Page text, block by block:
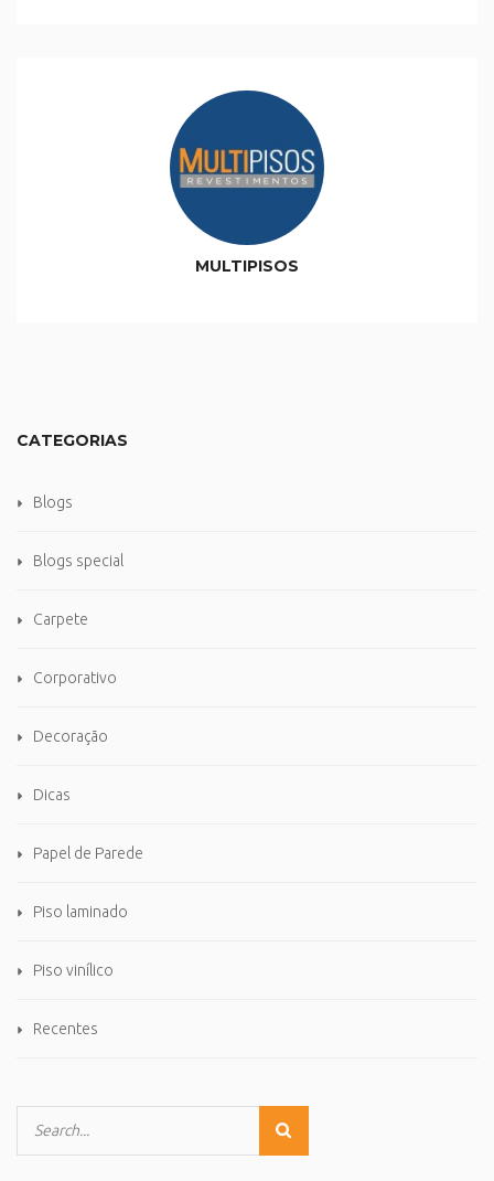
MULTIPISOS
CATEGORIAS
Blogs
Blogs special
Carpete
Corporativo
Decoração
Dicas
Papel de Parede
Piso laminado
Piso vinílico
Recentes